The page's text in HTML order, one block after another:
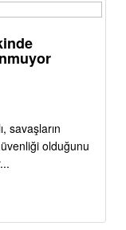
savaşların
olduğunu